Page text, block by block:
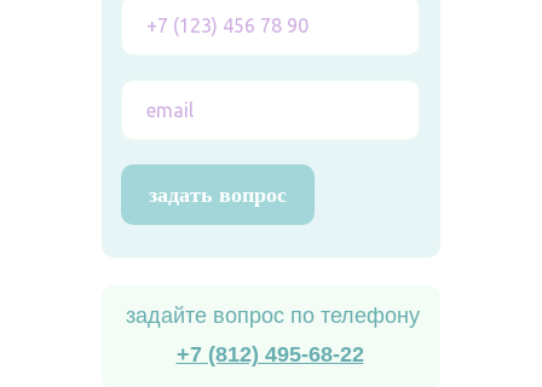
+7 (812) 495-68-22
задайте вопрос по телефону
задать вопрос